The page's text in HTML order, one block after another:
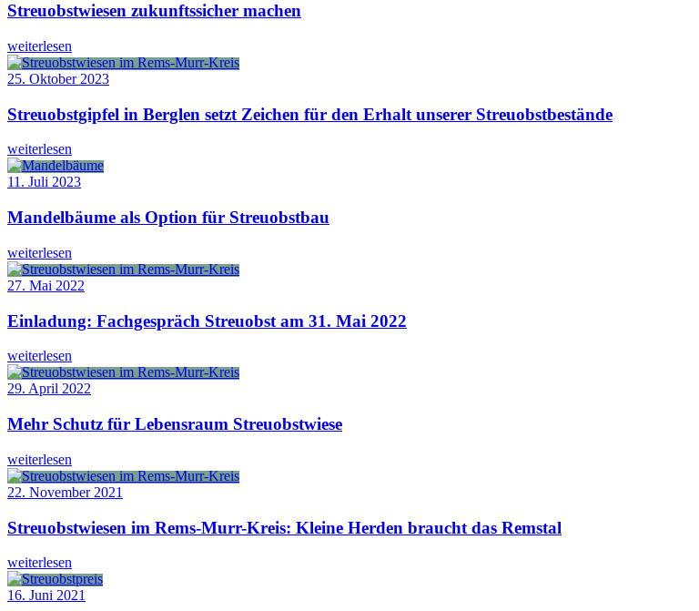
Streuobstwiesen zukunftssicher machen
weiterlesen
25. Oktober 2023
Streuobstgipfel in Berglen setzt Zeichen für den Erhalt unserer Streuobstbestände
weiterlesen
11. Juli 2023
Mandelbäume als Option für Streuobstbau
weiterlesen
27. Mai 2022
Einladung: Fachgespräch Streuobst am 31. Mai 2022
weiterlesen
29. April 2022
Mehr Schutz für Lebensraum Streuobstwiese
weiterlesen
22. November 2021
Streuobstwiesen im Rems-Murr-Kreis: Kleine Herden braucht das Remstal
weiterlesen
16. Juni 2021